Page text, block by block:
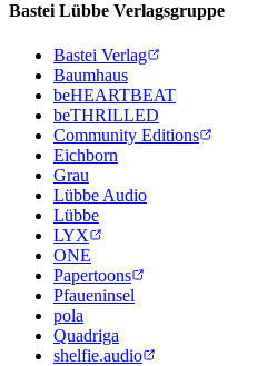
Bastei Lübbe Verlagsgruppe
Bastei Verlag
Baumhaus
beHEARTBEAT
beTHRILLED
Community Editions
Eichborn
Grau
Lübbe Audio
Lübbe
LYX
ONE
Papertoons
Pfaueninsel
pola
Quadriga
shelfie.audio